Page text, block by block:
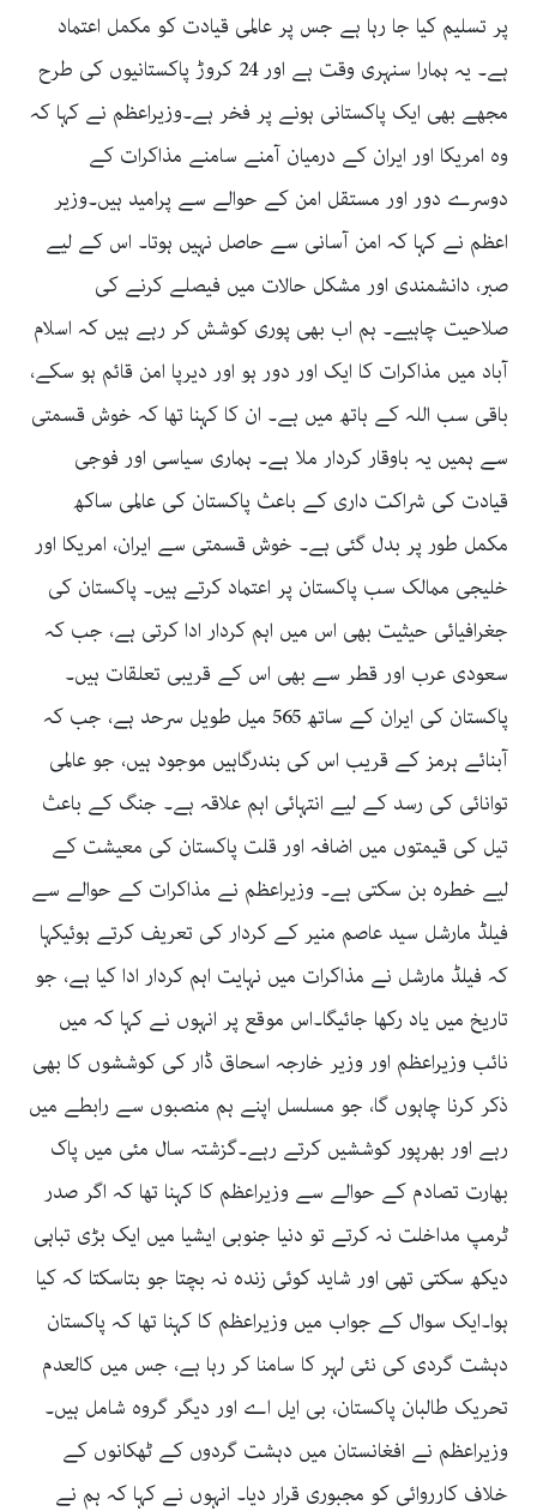
پر تسلیم کیا جا رہا ہے جس پر عالمی قیادت کو مکمل اعتماد
ہے۔ یہ ہمارا سنہری وقت ہے اور 24 کروڑ پاکستانیوں کی طرح
مجھے بھی ایک پاکستانی ہونے پر فخر ہے۔وزیراعظم نے کہا کہ
وہ امریکا اور ایران کے درمیان آمنے سامنے مذاکرات کے
دوسرے دور اور مستقل امن کے حوالے سے پرامید ہیں۔وزیر
اعظم نے کہا کہ امن آسانی سے حاصل نہیں ہوتا۔ اس کے لیے
صبر، دانشمندی اور مشکل حالات میں فیصلے کرنے کی
صلاحیت چاہیے۔ ہم اب بھی پوری کوشش کر رہے ہیں کہ اسلام
آباد میں مذاکرات کا ایک اور دور ہو اور دیرپا امن قائم ہو سکے،
باقی سب اللہ کے ہاتھ میں ہے۔ ان کا کہنا تھا کہ خوش قسمتی
سے ہمیں یہ باوقار کردار ملا ہے۔ ہماری سیاسی اور فوجی
قیادت کی شراکت داری کے باعث پاکستان کی عالمی ساکھ
مکمل طور پر بدل گئی ہے۔ خوش قسمتی سے ایران، امریکا اور
خلیجی ممالک سب پاکستان پر اعتماد کرتے ہیں۔ پاکستان کی
جغرافیائی حیثیت بھی اس میں اہم کردار ادا کرتی ہے، جب کہ
سعودی عرب اور قطر سے بھی اس کے قریبی تعلقات ہیں۔
پاکستان کی ایران کے ساتھ 565 میل طویل سرحد ہے، جب کہ
آبنائے ہرمز کے قریب اس کی بندرگاہیں موجود ہیں، جو عالمی
توانائی کی رسد کے لیے انتہائی اہم علاقہ ہے۔ جنگ کے باعث
تیل کی قیمتوں میں اضافہ اور قلت پاکستان کی معیشت کے
لیے خطرہ بن سکتی ہے۔ وزیراعظم نے مذاکرات کے حوالے سے
فیلڈ مارشل سید عاصم منیر کے کردار کی تعریف کرتے ہوئیکہا
کہ فیلڈ مارشل نے مذاکرات میں نہایت اہم کردار ادا کیا ہے، جو
تاریخ میں یاد رکھا جائیگا۔اس موقع پر انہوں نے کہا کہ میں
نائب وزیراعظم اور وزیر خارجہ اسحاق ڈار کی کوششوں کا بھی
ذکر کرنا چاہوں گا، جو مسلسل اپنے ہم منصبوں سے رابطے میں
رہے اور بھرپور کوششیں کرتے رہے۔گزشتہ سال مئی میں پاک
بھارت تصادم کے حوالے سے وزیراعظم کا کہنا تھا کہ اگر صدر
ٹرمپ مداخلت نہ کرتے تو دنیا جنوبی ایشیا میں ایک بڑی تباہی
دیکھ سکتی تھی اور شاید کوئی زندہ نہ بچتا جو بتاسکتا کہ کیا
ہوا۔ایک سوال کے جواب میں وزیراعظم کا کہنا تھا کہ پاکستان
دہشت گردی کی نئی لہر کا سامنا کر رہا ہے، جس میں کالعدم
تحریک طالبان پاکستان، بی ایل اے اور دیگر گروہ شامل ہیں۔
وزیراعظم نے افغانستان میں دہشت گردوں کے ٹھکانوں کے
خلاف کارروائی کو مجبوری قرار دیا۔ انہوں نے کہا کہ ہم نے